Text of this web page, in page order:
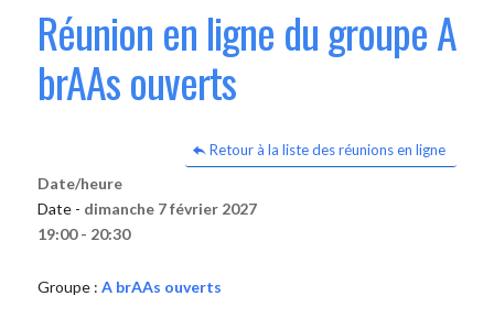
Réunion en ligne du groupe A
brAAs ouverts
Retour à la liste des réunions en ligne
Date/heure
Date - dimanche 7 février 2027
19:00 - 20:30
Groupe : A brAAs ouverts